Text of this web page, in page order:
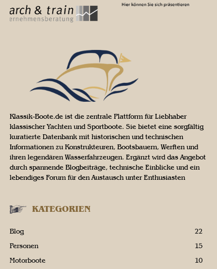
Klassik-Boote.de ist die zentrale Plattform für Liebhaber
klassischer Yachten und Sportboote. Sie bietet eine sorgfältig
kuratierte Datenbank mit historischen und technischen
Informationen zu Konstrukteuren, Bootsbauern, Werften und
ihren legendären Wasserfahrzeugen. Ergänzt wird das Angebot
durch spannende Blogbeiträge, technische Einblicke und ein
lebendiges Forum für den Austausch unter Enthusiasten
KATEGORIEN
Blog
22
Personen
15
Motorboote
10